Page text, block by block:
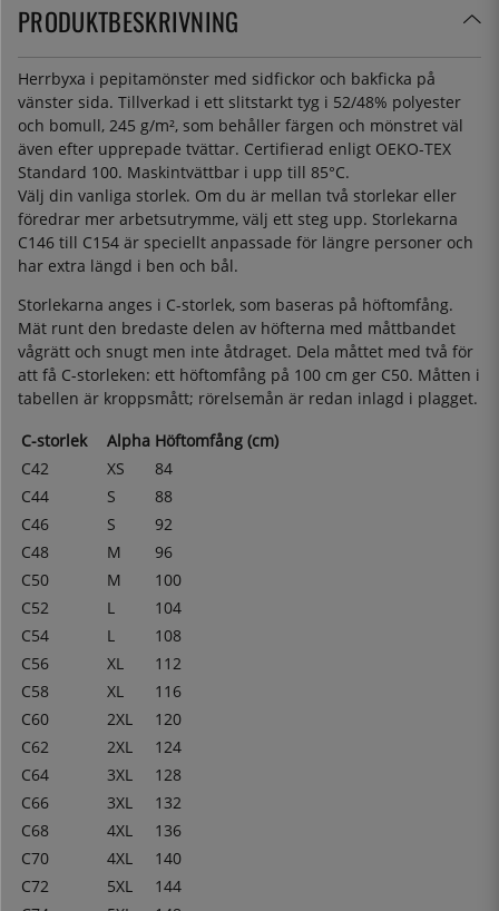
PRODUKTBESKRIVNING
Herrbyxa i pepitamönster med sidfickor och bakficka på
vänster sida. Tillverkad i ett slitstarkt tyg i 52/48% polyester
och bomull, 245 g/m², som behåller färgen och mönstret väl
även efter upprepade tvättar. Certifierad enligt OEKO-TEX
Standard 100. Maskintvättbar i upp till 85°C.
Välj din vanliga storlek. Om du är mellan två storlekar eller
föredrar mer arbetsutrymme, välj ett steg upp. Storlekarna
C146 till C154 är speciellt anpassade för längre personer och
har extra längd i ben och bål.
Storlekarna anges i C-storlek, som baseras på höftomfång.
Mät runt den bredaste delen av höfterna med måttbandet
vågrätt och snugt men inte åtdraget. Dela måttet med två för
att få C-storleken: ett höftomfång på 100 cm ger C50. Måtten i
tabellen är kroppsmått; rörelsemån är redan inlagd i plagget.
C-storlek
Alpha Höftomfång (cm)
C42
XS
84
C44
S
88
C46
S
92
C48
M
96
C50
M
100
C52
L
104
C54
L
108
C56
XL
112
C58
XL
116
C60
2XL
120
C62
2XL
124
C64
3XL
128
C66
3XL
132
C68
4XL
136
C70
4XL
140
C72
5XL
144